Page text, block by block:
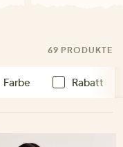
69 PRODUKTE
Farbe Rabatt